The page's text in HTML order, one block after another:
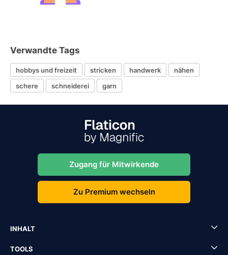
Verwandte Tags
hobbys und freizeit stricken handwerk
nähen
schere
schneiderei garn
Zugang für Mitwirkende
Zu Premium wechseln
INHALT
TOOLS